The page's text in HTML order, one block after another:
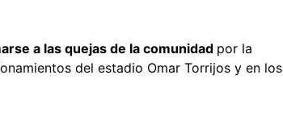
a las quejas de la comunidad por la
del estadio Omar Torrijos y en los